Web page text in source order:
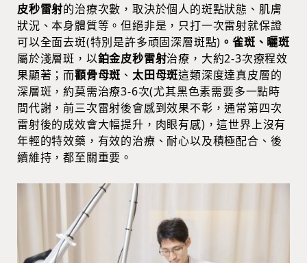
皮秒雷射的治療次數，取決於個人的斑點狀態、肌膚
狀況、本身體質等。但絕非是，只打一次雷射就保證
可以全面去斑(特別是許多頑固深層斑點) 。雀斑、曬斑
屬於淺層斑，以鉑金皮秒雷射治療，大約2-3次療程效
果顯著；而顴骨母斑 、 太田母斑這類深度達真皮層的
深層斑，約莫需治療3-6次(尤其黑色素需要多一點時
間代謝，前三次雷射後會感到效果不彰，通常第四次
雷射後的成效會大幅提升，肉眼有感)，這世界上沒有
年輕的特效藥，有效的治療、耐心以及積極配合、後
續維持，都至關重要。